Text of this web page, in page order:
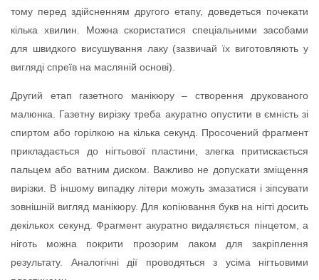
тому перед здійсненням другого етапу, доведеться почекати
кілька хвилин. Можна скористатися спеціальними засобами
для швидкого висушування лаку (зазвичай їх виготовляють у
вигляді спреїв на масляній основі).
Другий етап газетного манікюру – створення друкованого
малюнка. Газетну вирізку треба акуратно опустити в ємність зі
спиртом або горілкою на кілька секунд. Просочений фрагмент
прикладається до нігтьової пластини, злегка притискається
пальцем або ватним диском. Важливо не допускати зміщення
вирізки. В іншому випадку літери можуть змазатися і зіпсувати
зовнішній вигляд манікюру. Для копіювання букв на нігті досить
декількох секунд. Фрагмент акуратно видаляється пінцетом, а
ніготь можна покрити прозорим лаком для закріплення
результату. Аналогічні дії проводяться з усіма нігтьовими